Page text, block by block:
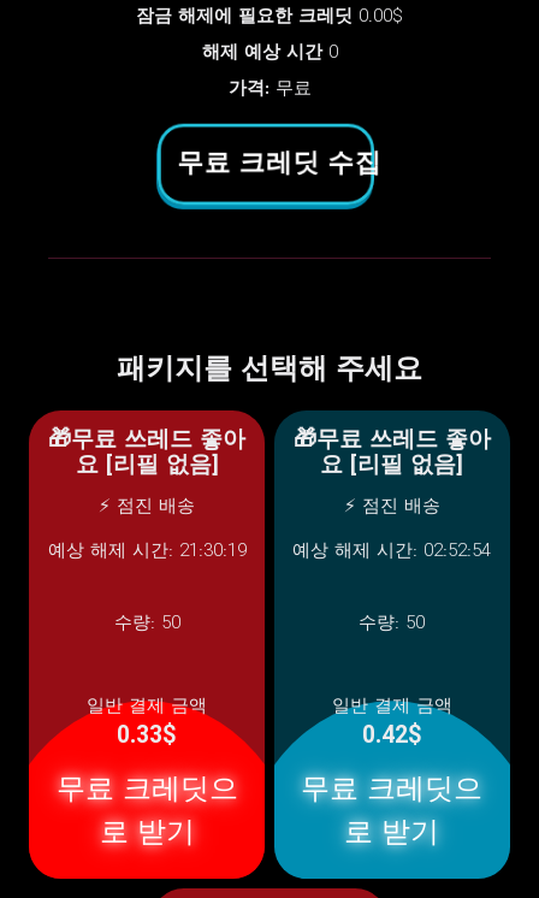
잠금 해제에 필요한 크레딧 0.00$
해제 예상 시간0
가격: 무료
무료 크레딧 수집
패키지를 선택해 주세요
🎁무료 쓰레드 좋아
요 [리필 없음]
⚡ 점진 배송
예상 해제 시간: 21:30:19
수량: 50
일반 결제 금액
0.33$
무료 크레딧으
로 받기
🎁무료 쓰레드 좋아
요 [리필 없음]
⚡ 점진 배송
예상 해제 시간: 02:52:54
수량: 50
일반 결제 금액
0.42$
무료 크레딧으
로 받기